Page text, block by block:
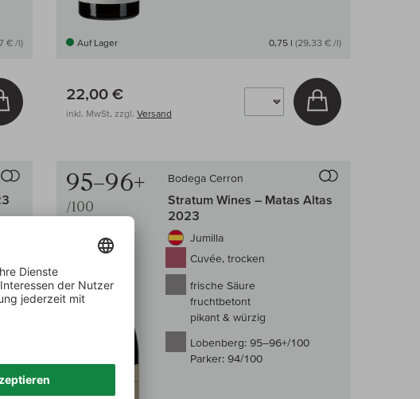
€ /l)
In den Warenkorb
Auf Lager 0,75 l (29,33 € /l)
22,00 €
inkl. MwSt, zzgl. Versand
In den
95–96+
/100
Bodega Cerron
Stratum Wines – Matas Altas
2023
Jumilla
Cuvée, trocken
frische Säure
fruchtbetont
pikant & würzig
Lobenberg: 95–96+/100
Parker: 94/100